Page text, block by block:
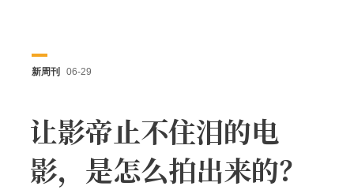
新周刊 06-29
让影帝止不住泪的电
影，是怎么拍出来的？